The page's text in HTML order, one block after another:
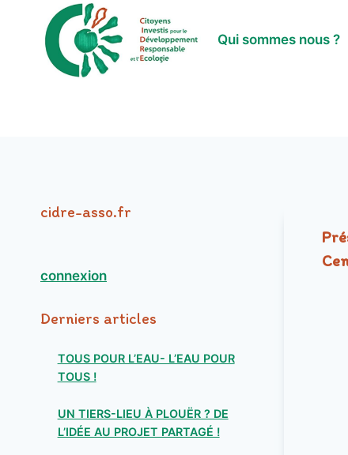
contenu
Qui sommes nous ?
cidre-asso.fr
connexion
Derniers articles
TOUS POUR L’EAU- L’EAU POUR
TOUS !
UN TIERS-LIEU À PLOUËR ? DE
L’IDÉE AU PROJET PARTAGÉ !